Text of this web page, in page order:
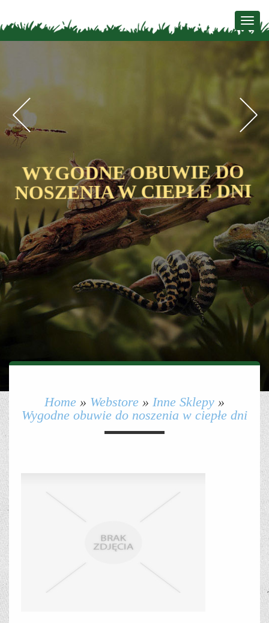
WYGODNE OBUWIE DO
NOSZENIA W CIEPŁE DNI
Home » Webstore » Inne Sklepy »
Wygodne obuwie do noszenia w ciepłe dni